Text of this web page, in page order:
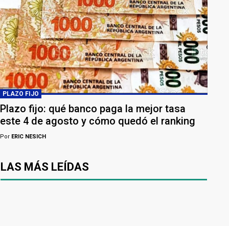
PLAZO FIJO
Plazo fijo: qué banco paga la mejor tasa
este 4 de agosto y cómo quedó el ranking
Por ERIC NESICH
LAS MÁS LEÍDAS